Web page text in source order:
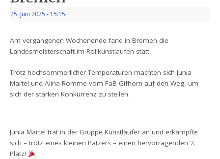
25. Juni 2025 - 15:15
Am vergangenen Wochenende fand in Bremen die
Landesmeisterschaft im Rollkunstlaufen statt.
Trotz hochsommerlicher Temperaturen machten sich Junia
Martel und Alina Romme vom FaB Gifhorn auf den Weg, um
sich der starken Konkurrenz zu stellen.
Junia Martel trat in der Gruppe Kunstläufer an und erkämpfte
sich – trotz eines kleinen Patzers – einen hervorragenden 2.
Platz!